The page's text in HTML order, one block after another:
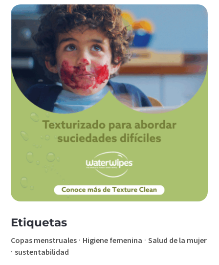
Etiquetas
Copas menstruales · Higiene femenina ·Salud de la mujer
·sustentabilidad